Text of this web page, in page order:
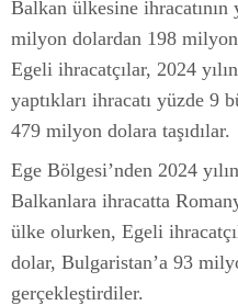
Balkan ülkesine ihracatının
milyon dolardan 198 milyon
Egeli ihracatçılar, 2024
yaptıkları ihracatı yüzde 9
479 milyon dolara taşıdılar.
Ege Bölgesi’nden 2024
Balkanlara ihracatta
ülke olurken, Egeli
dolar, Bulgaristan’a 93
gerçekleştirdiler.